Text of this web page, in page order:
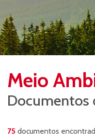
Meio
Documentos
75 documentos